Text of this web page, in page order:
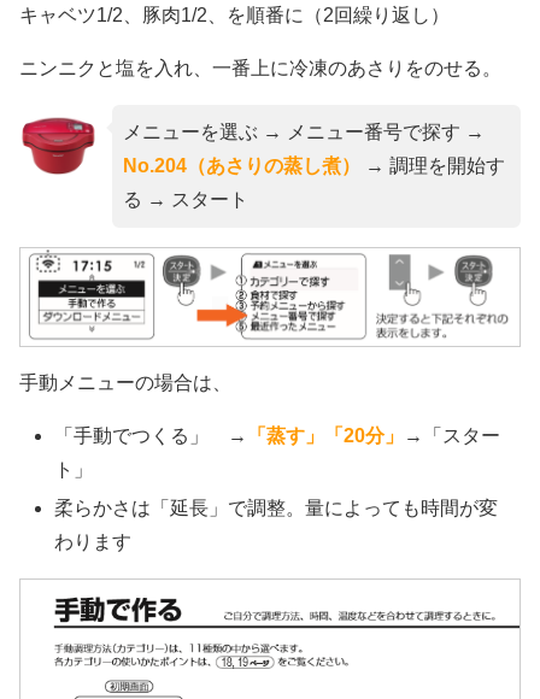
キャベツ1/2、豚肉1/2、を順番に（2回繰り返し）
ニンニクと塩を入れ、一番上に冷凍のあさりをのせる。
メニューを選ぶ → メニュー番号で探す →
No.204（あさりの蒸し煮）
→ 調理を開始す
る → スタート
手動メニューの場合は、
「手動でつくる」 → 「蒸す」「20分」
→「スター
ト」
柔らかさは「延長」で調整。量によっても時間が変
わります